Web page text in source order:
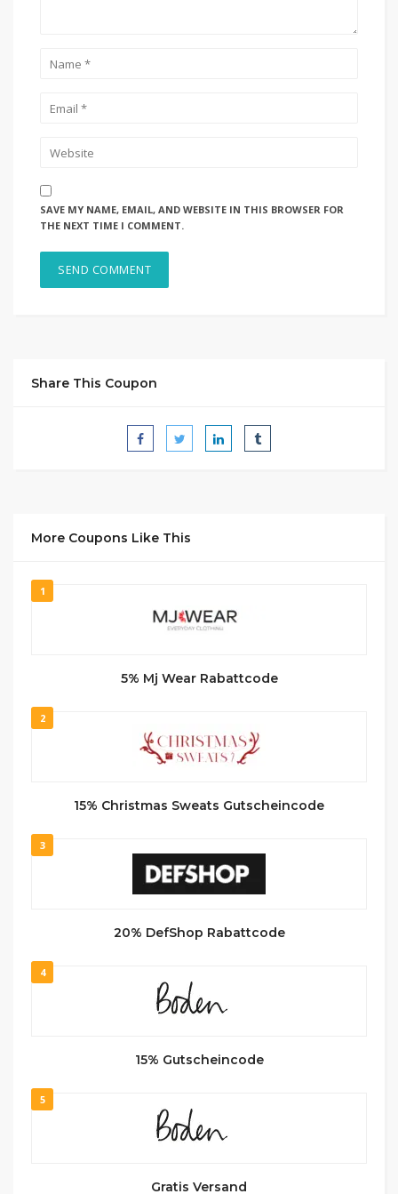
SAVE MY NAME, EMAIL, AND WEBSITE IN THIS BROWSER FOR
THE NEXT TIME I COMMENT.
Share This Coupon
More Coupons Like This
1
5% Mj Wear Rabattcode
2
15% Christmas Sweats Gutscheincode
3
20% DefShop Rabattcode
4
15% Gutscheincode
5
Gratis Versand